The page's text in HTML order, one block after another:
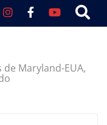
de Maryland-EUA,